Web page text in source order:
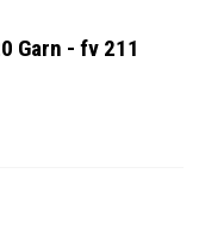
Garn - fv 211